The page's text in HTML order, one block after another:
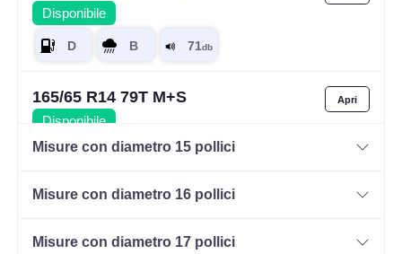
Disponibile
165/65 R14 79T M+S
Disponibile
185/60 R14 82H M+S
Misure con diametro 15 pollici
Misure con diametro 16 pollici
Misure con diametro 17 pollici